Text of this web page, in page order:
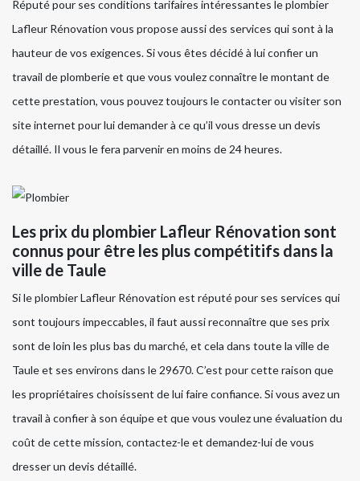
Réputé pour ses conditions tarifaires intéressantes le plombier
Lafleur Rénovation vous propose aussi des services qui sont à la
hauteur de vos exigences. Si vous êtes décidé à lui confier un
travail de plomberie et que vous voulez connaître le montant de
cette prestation, vous pouvez toujours le contacter ou visiter son
site internet pour lui demander à ce qu’il vous dresse un devis
détaillé. Il vous le fera parvenir en moins de 24 heures.
Les prix du plombier Lafleur Rénovation sont
connus pour être les plus compétitifs dans la
ville de Taule
Si le plombier Lafleur Rénovation est réputé pour ses services qui
sont toujours impeccables, il faut aussi reconnaître que ses prix
sont de loin les plus bas du marché, et cela dans toute la ville de
Taule et ses environs dans le 29670. C’est pour cette raison que
les propriétaires choisissent de lui faire confiance. Si vous avez un
travail à confier à son équipe et que vous voulez une évaluation du
coût de cette mission, contactez-le et demandez-lui de vous
dresser un devis détaillé.